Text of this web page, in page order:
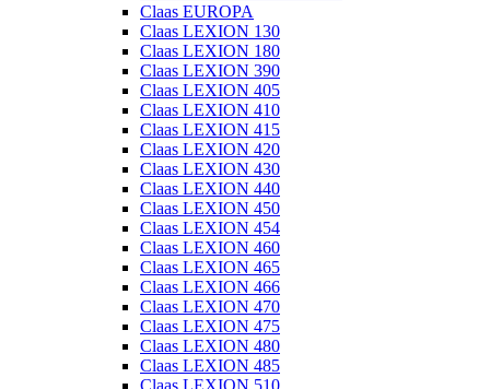
Claas EUROPA
Claas LEXION 130
Claas LEXION 180
Claas LEXION 390
Claas LEXION 405
Claas LEXION 410
Claas LEXION 415
Claas LEXION 420
Claas LEXION 430
Claas LEXION 440
Claas LEXION 450
Claas LEXION 454
Claas LEXION 460
Claas LEXION 465
Claas LEXION 466
Claas LEXION 470
Claas LEXION 475
Claas LEXION 480
Claas LEXION 485
Claas LEXION 510